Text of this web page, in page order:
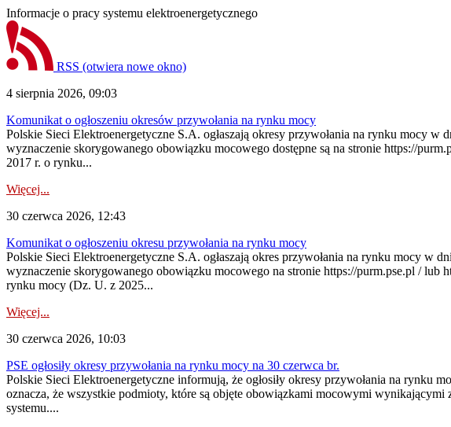
Informacje o pracy systemu elektroenergetycznego
RSS (otwiera nowe okno)
4 sierpnia 2026, 09:03
Komunikat o ogłoszeniu okresów przywołania na rynku mocy
Polskie Sieci Elektroenergetyczne S.A. ogłaszają okresy przywołania na rynku mocy
wyznaczenie skorygowanego obowiązku mocowego dostępne są na stronie https://
2017 r. o rynku...
Więcej...
30 czerwca 2026, 12:43
Komunikat o ogłoszeniu okresu przywołania na rynku mocy
Polskie Sieci Elektroenergetyczne S.A. ogłaszają okres przywołania na rynku mocy
wyznaczenie skorygowanego obowiązku mocowego na stronie https://purm.pse.pl /
rynku mocy (Dz. U. z 2025...
Więcej...
30 czerwca 2026, 10:03
PSE ogłosiły okresy przywołania na rynku mocy na 30 czerwca br.
Polskie Sieci Elektroenergetyczne informują, że ogłosiły okresy przywołania na rynku
oznacza, że wszystkie podmioty, które są objęte obowiązkami mocowymi
systemu....